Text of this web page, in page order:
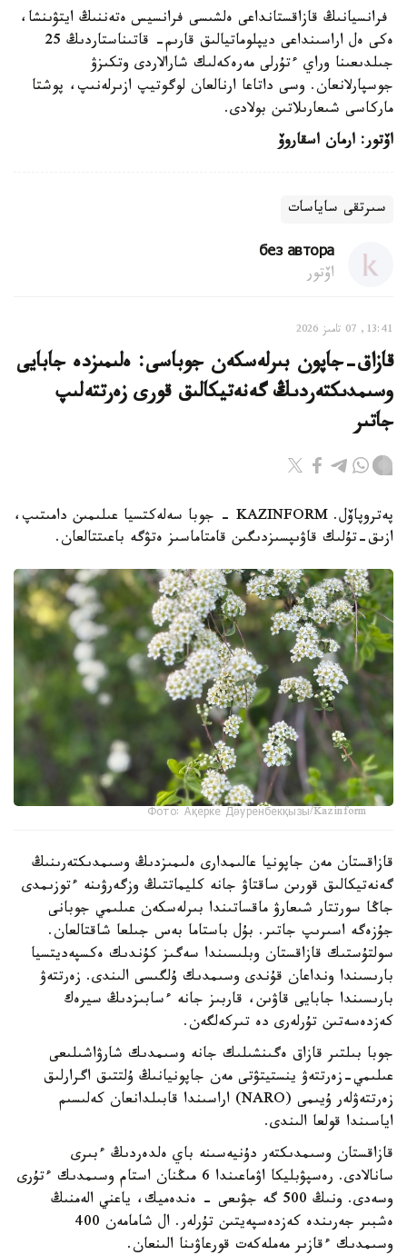
فرانسيانىڭ قازاقستانداعى ەلشىسى فرانسيس ەتەننىڭ ايتۋىنشا،
ەكى ەل اراسىنداعى ديپلوماتيالىق قارىم- قاتىناستاردىڭ 25
جىلدىعىنا وراي ءتۇرلى مەرەكەلىك شارالاردى وتكىزۋ
جوسپارلانعان. وسى داتاعا ارنالعان لوگوتيپ ازىرلەنىپ، پوشتا
ماركاسى شىعارىلاتىن بولادى.
اۆتور: ارمان اسقاروۆ
سىرتقى ساياسات
без автора
اۆتور
13:41, 07 تامىز 2026
قازاق-جاپون بىرلەسكەن جوباسى: ەلىمىزدە جابايى
وسىمدىكتەردىڭ گەنەتيكالىق قورى زەرتتەلىپ
جاتىر
پەتروپاۆل. KAZINFORM - جوبا سەلەكتسيا عىلىمىن دامىتىپ،
ازىق-تۇلىك قاۋىپسىزدىگىن قامتاماسىز ەتۋگە باعىتتالعان.
Фото: Ақерке Дәуренбекқызы/Kazinform
قازاقستان مەن جاپونيا عالىمدارى ەلىمىزدىڭ وسىمدىكتەرىنىڭ
گەنەتيكالىق قورىن ساقتاۋ جانە كليماتتىڭ وزگەرۋىنە ءتوزىمدى
جاڭا سورتتار شىعارۋ ماقساتىندا بىرلەسكەن عىلىمي جوبانى
جۇزەگە اسىرىپ جاتىر. بۇل باستاما بەس جىلعا شاقتالعان.
سولتۇستىك قازاقستان وبلىسىندا سەگىز كۇندىك ەكسپەديتسيا
بارىسىندا ونداعان قۇندى وسىمدىك ۇلگىسى الىندى. زەرتتەۋ
بارىسىندا جابايى قاۋىن، قاربىز جانە ءسابىزدىڭ سيرەك
كەزدەسەتىن تۇرلەرى دە تىركەلگەن.
جوبا بىلتىر قازاق ەگىنشىلىك جانە وسىمدىك شارۋاشىلىعى
عىلىمي-زەرتتەۋ ينستيتۋتى مەن جاپونيانىڭ ۇلتتىق اگرارلىق
زەرتتەۋلەر ۇيىمى (NARO) اراسىندا قابىلدانعان كەلىسىم
اياسىندا قولعا الىندى.
قازاقستان وسىمدىكتەر دۇنيەسىنە باي ەلدەردىڭ ءبىرى
سانالادى. رەسپۋبليكا اۋماعىندا 6 مىڭنان استام وسىمدىك ءتۇرى
وسەدى. ونىڭ 500 گە جۋىعى - ەندەميك، ياعني الەمنىڭ
ەشبىر جەرىندە كەزدەسپەيتىن تۇرلەر. ال شامامەن 400
وسىمدىك ءقازىر مەملەكەت قورعاۋىنا الىنعان.